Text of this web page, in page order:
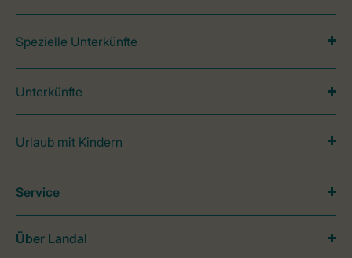
Spezielle Unterkünfte
Unterkünfte
Urlaub mit Kindern
Service
Über Landal